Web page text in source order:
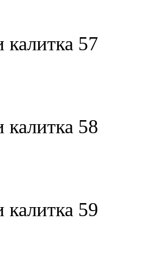
калитка 57
калитка 58
калитка 59